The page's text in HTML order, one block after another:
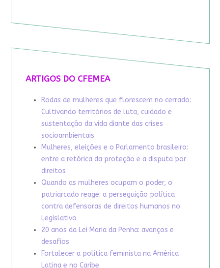
ARTIGOS DO CFEMEA
Rodas de mulheres que florescem no cerrado:
Cultivando territórios de luta, cuidado e
sustentação da vida diante das crises
socioambientais
Mulheres, eleições e o Parlamento brasileiro:
entre a retórica da proteção e a disputa por
direitos
Quando as mulheres ocupam o poder, o
patriarcado reage: a perseguição política
contra defensoras de direitos humanos no
Legislativo
20 anos da Lei Maria da Penha: avanços e
desafios
Fortalecer a política feminista na América
Latina e no Caribe